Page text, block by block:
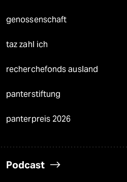
genossenschaft
taz zahl ich
recherchefonds ausland
panterstiftung
panterpreis 2026
Podcast